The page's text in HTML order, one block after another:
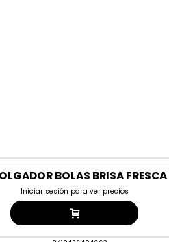
Iniciar sesión para ver precios